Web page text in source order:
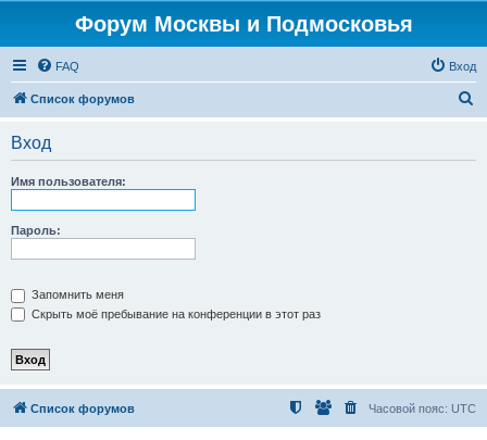
Форум Москвы и Подмосковья
FAQ Вход
Список форумов
Вход
Имя пользователя:
Пароль:
Запомнить меня
Скрыть моё пребывание на конференции в этот раз
Список форумов Часовой пояс: UTC